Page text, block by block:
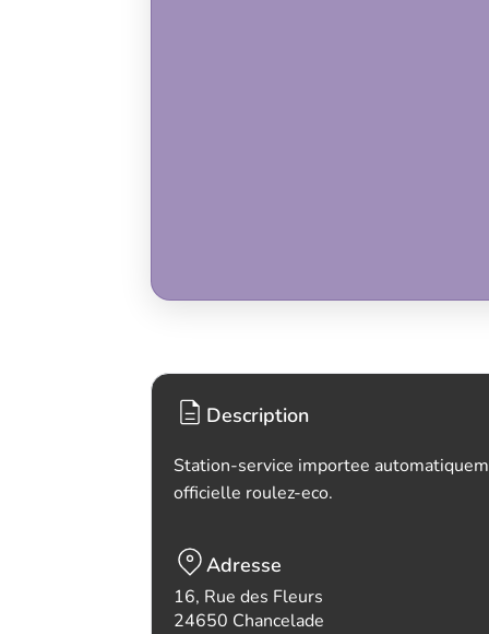
Description
Station-service importee
officielle roulez-eco.
Adresse
16, Rue des Fleurs
24650 Chancelade